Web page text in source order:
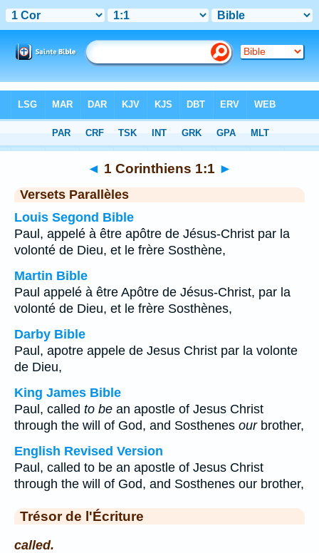
> Chapitre 1 > Verset 1
◄ 1 Corinthiens 1:1 ►
Versets Parallèles
Louis Segond Bible
Paul, appelé à être apôtre de Jésus-Christ par la
volonté de Dieu, et le frère Sosthène,
Martin Bible
Paul appelé à être Apôtre de Jésus-Christ, par la
volonté de Dieu, et le frère Sosthènes,
Darby Bible
Paul, apotre appele de Jesus Christ par la volonte
de Dieu,
King James Bible
Paul, called to be an apostle of Jesus Christ
through the will of God, and Sosthenes ourbrother,
English Revised Version
Paul, called to be an apostle of Jesus Christ
through the will of God, and Sosthenes our brother,
Trésor de l'Écriture
called.